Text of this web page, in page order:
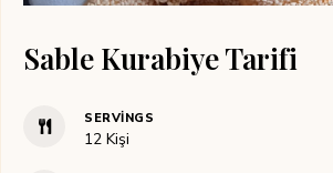
Sable Kurabiye Tarifi
SERVINGS
12 Kişi